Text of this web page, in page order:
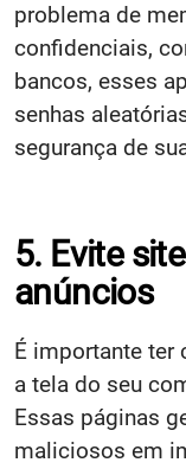
problema de
confidenciais,
bancos, esses
senhas
segurança de
5. Evite
anúncios
É importante ter
a tela do seu
Essas páginas
maliciosos em